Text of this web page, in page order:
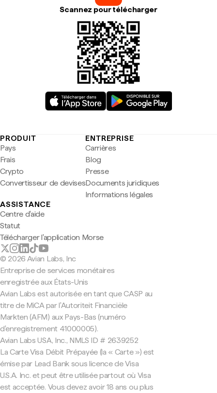
Scannez pour télécharger
PRODUIT
Pays
Frais
Crypto
Convertisseur de devises
ENTREPRISE
Carrières
Blog
Presse
Documents juridiques
Informations légales
ASSISTANCE
Centre d'aide
Statut
Télécharger l'application Morse
© 2026 Avian Labs, Inc
Entreprise de services monétaires
enregistrée aux États-Unis
Avian Labs est autorisée en tant que CASP au
titre de MiCA par l'Autoriteit Financiële
Markten (AFM) aux Pays-Bas (numéro
d'enregistrement 41000005).
Avian Labs USA, Inc., NMLS ID # 2639252
La Carte Visa Débit Prépayée (la « Carte ») est
émise par Lead Bank sous licence de Visa
U.S.A. Inc. et peut être utilisée partout où Visa
est acceptée. Vous devez avoir 18 ans ou plus